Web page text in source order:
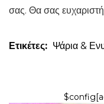
σας. Θα σας
Ετικέτες: Ψάρια &